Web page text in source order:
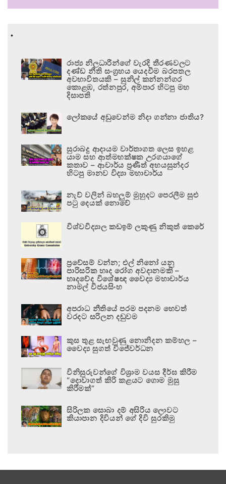
.
රාජ්‍ය නිලධාරීන්ගේ වැරදි තීරණවලට
දණ්ඩ නීති සංග්‍රහය යෙදවීම බරපතල
අවභාවිතයකි – සුනිල් කන්නන්ගර
කොළඹ, රත්නපුර, අම්පාර හිටපු මහ
දිසාපති
ලෝකයේ අඩුවෙන්ම නිදා ගන්නා ජාතිය?
සුරාබදු ආදායම වාර්තාගත ලෙස ඉහළ
යාම සහ ආත්මභක්ෂක උරගයාගේ
කතාව – ආචාර්ය ප්‍රණීත් අභයසුන්දර
හිටපු මානව විද්‍යා මහාචාර්ය
නැව් වලින් බහලුම් මුහුදට පෙරලීම සුළු
පටු දෙයක් නොවේ
විශ්වවිද්‍යාල කඩඉම් ලකුණු නිකුත් කෙරේ
ප්‍රවේසම් වන්න; එල් නිනෝ යනු
පාරිසරික හෘද රෝග අවදානමකි –
හෘදවේද විශේෂඥ වෛද්‍ය මහාචාර්ය
නාමල් විජයසිංහ
අපරාධ නීතියේ පරම පදනම හෙවත්
වරදට සරිලන දඬුවම
කුස තුළ සැඟවුණු නොනිදන කම්හල –
වෛද්‍ය සුගත් විජේවර්ධන
විනිසුරුවන්ගේ විශ්‍රාම වයස දීර්ඝ කිරීම
“දොවාගත් කිරි කළයට ගොම මුසු
කිරීමක්”
සිරිලක සොබා දම් අසිරිය ලොවට
කියාපාන දිවියන් ගේ දිවි සුරකිමු